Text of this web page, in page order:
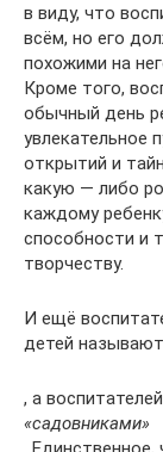
в виду, что
всём, но его
похожими на
Кроме того,
обычный день
увлекательное
открытий и
какую — либо
каждому
способности и
творчеству.
И ещё
детей называют
, а
«садовниками»